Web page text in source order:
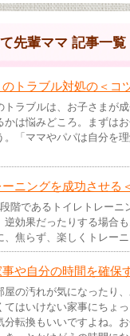
先輩ママ 記事一覧
トラブル対処の＜コ
トラブルは、お子さまが
かは悩みどころ。まずは
。「ママやパパは自分を
ーニングを成功させる
階であるトイレトレー
逆効果だったりする場合
、焦らず、楽しくトレー
や自分の時間を確保
屋の汚れが気になったり
てはいけない家事にちょ
分転換もいいですよね。